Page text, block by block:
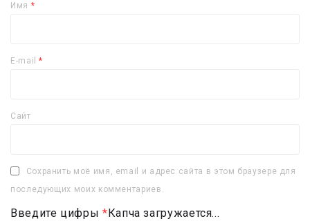
Имя *
E-mail*
Сайт
Сохранить моё имя, email и адрес сайта в этом браузере для
последующих моих комментариев.
Введите цифры * Капча загружается...